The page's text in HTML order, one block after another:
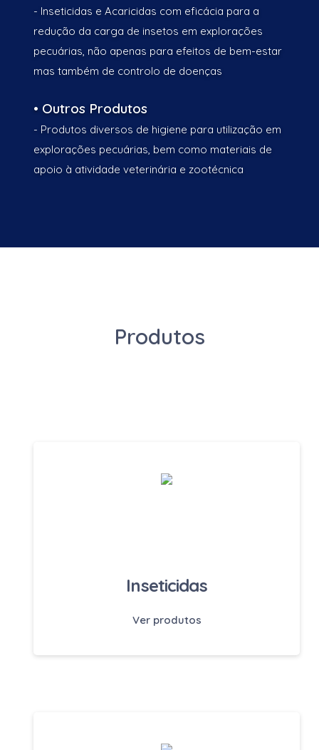
- Inseticidas e Acaricidas com eficácia para a
redução da carga de insetos em explorações
pecuárias, não apenas para efeitos de bem-estar
mas também de controlo de doenças
• Outros Produtos
- Produtos diversos de higiene para utilização em
explorações pecuárias, bem como materiais de
apoio à atividade veterinária e zootécnica
Produtos
Inseticidas
Ver produtos